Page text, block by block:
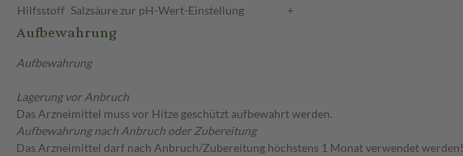
Hilfsstoff Salzsäure zur pH-Wert-Einstellung +
Aufbewahrung
Aufbewahrung
Lagerung vor Anbruch
Das Arzneimittel muss vor Hitze geschützt aufbewahrt werden.
Aufbewahrung nach Anbruch oder Zubereitung
Das Arzneimittel darf nach Anbruch/Zubereitung höchstens 1 Monat verwendet werden!